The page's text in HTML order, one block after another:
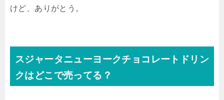
けど、ありがとう。
スジャータニューヨークチョコレートドリン
クはどこで売ってる？